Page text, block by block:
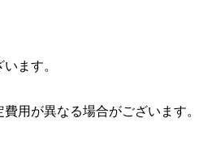
ます。
用が異なる場合がございます。